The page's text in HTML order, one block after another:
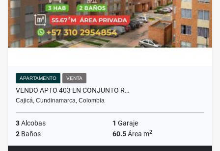
APARTAMENTO VENTA
VENDO APTO 403 EN CONJUNTO R…
Cajicá, Cundinamarca, Colombia
3Alcobas 1 Garaje
2 Baños 60.5Área m2